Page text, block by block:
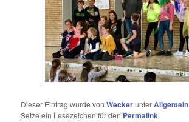
Dieser Eintrag wurde vonWeckerunterAllgemein
Setze ein Lesezeichen für den Permalink.